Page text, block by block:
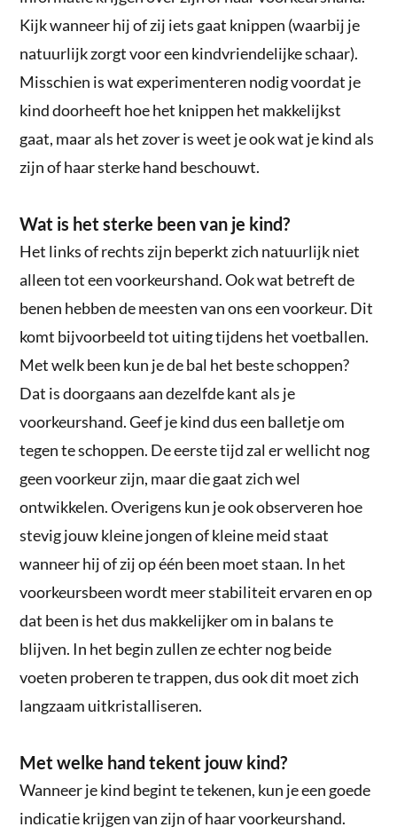
Kijk wanneer hij of zij iets gaat knippen (waarbij je
natuurlijk zorgt voor een kindvriendelijke schaar).
Misschien is wat experimenteren nodig voordat je
kind doorheeft hoe het knippen het makkelijkst
gaat, maar als het zover is weet je ook wat je kind als
zijn of haar sterke hand beschouwt.
Wat is het sterke been van je kind?
Het links of rechts zijn beperkt zich natuurlijk niet
alleen tot een voorkeurshand. Ook wat betreft de
benen hebben de meesten van ons een voorkeur. Dit
komt bijvoorbeeld tot uiting tijdens het voetballen.
Met welk been kun je de bal het beste schoppen?
Dat is doorgaans aan dezelfde kant als je
voorkeurshand. Geef je kind dus een balletje om
tegen te schoppen. De eerste tijd zal er wellicht nog
geen voorkeur zijn, maar die gaat zich wel
ontwikkelen. Overigens kun je ook observeren hoe
stevig jouw kleine jongen of kleine meid staat
wanneer hij of zij op één been moet staan. In het
voorkeursbeen wordt meer stabiliteit ervaren en op
dat been is het dus makkelijker om in balans te
blijven. In het begin zullen ze echter nog beide
voeten proberen te trappen, dus ook dit moet zich
langzaam uitkristalliseren.
Met welke hand tekent jouw kind?
Wanneer je kind begint te tekenen, kun je een goede
indicatie krijgen van zijn of haar voorkeurshand.